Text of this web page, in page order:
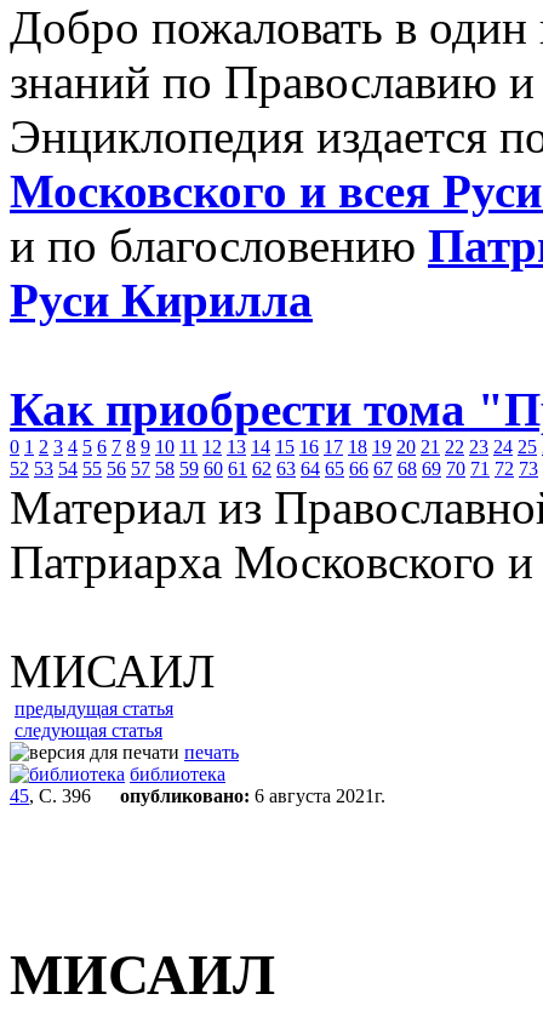
Добро пожаловать в
знаний по Православию
Энциклопедия издается
Московского и всея
и по благословению
Руси Кирилла
Как приобрести тома
0 1 2 3 4 5 6 7 8 9 10 11 12 13 14 15 16 17 18 19 20 21 22 23 24 25
52 53 54 55 56 57 58 59 60 61 62 63 64 65 66 67 68 69 70 71 72 73
Материал из
Патриарха Московского
МИСАИЛ
предыдущая статья
следующая статья
печать
библиотека
45, С. 396 опубликовано: 6 августа 2021г.
МИСАИЛ